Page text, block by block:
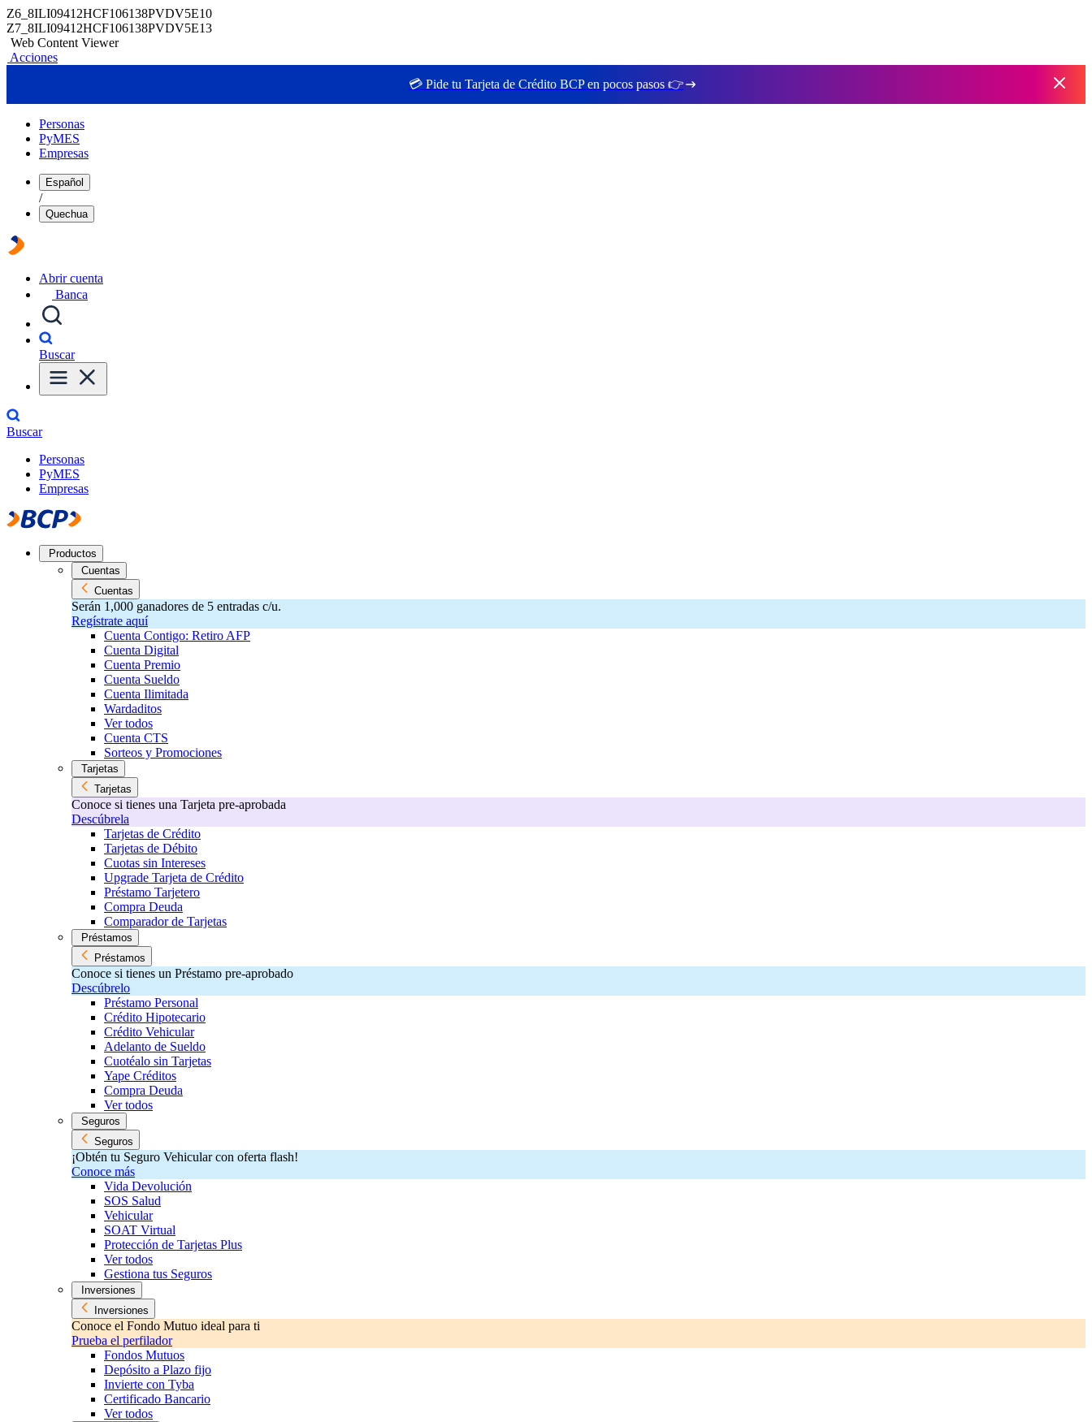
Z6_8ILI09412HCF106138PVDV5E10
Z7_8ILI09412HCF106138PVDV5E13
Web Content Viewer
Acciones
💳 Pide tu Tarjeta de Crédito BCP en pocos pasos 👉
Personas
PyMES
Empresas
Español
/
Quechua
Abrir cuenta
Banca
Buscar
Buscar
Personas
PyMES
Empresas
Productos
Cuentas
Cuentas
Serán 1,000 ganadores de 5 entradas c/u.
Regístrate aquí
Cuenta Contigo: Retiro AFP
Cuenta Digital
Cuenta Premio
Cuenta Sueldo
Cuenta Ilimitada
Wardaditos
Ver todos
Cuenta CTS
Sorteos y Promociones
Tarjetas
Tarjetas
Conoce si tienes una Tarjeta pre-aprobada
Descúbrela
Tarjetas de Crédito
Tarjetas de Débito
Cuotas sin Intereses
Upgrade Tarjeta de Crédito
Préstamo Tarjetero
Compra Deuda
Comparador de Tarjetas
Préstamos
Préstamos
Conoce si tienes un Préstamo pre-aprobado
Descúbrelo
Préstamo Personal
Crédito Hipotecario
Crédito Vehicular
Adelanto de Sueldo
Cuotéalo sin Tarjetas
Yape Créditos
Compra Deuda
Ver todos
Seguros
Seguros
¡Obtén tu Seguro Vehicular con oferta flash!
Conoce más
Vida Devolución
SOS Salud
Vehicular
SOAT Virtual
Protección de Tarjetas Plus
Ver todos
Gestiona tus Seguros
Inversiones
Inversiones
Conoce el Fondo Mutuo ideal para ti
Prueba el perfilador
Fondos Mutuos
Depósito a Plazo fijo
Invierte con Tyba
Certificado Bancario
Ver todos